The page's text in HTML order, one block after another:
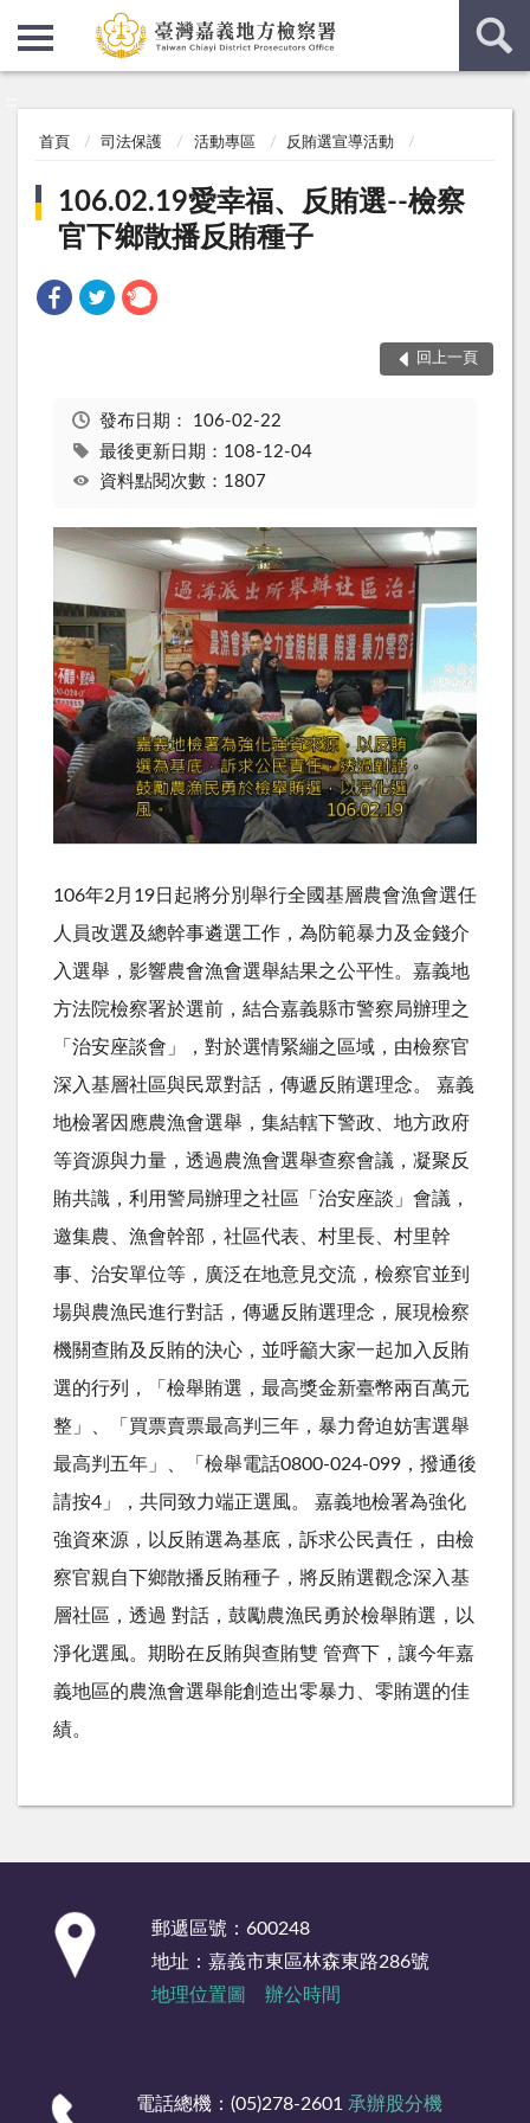
首頁 司法保護 活動專區 反賄選宣導活動
106.02.19愛幸福、反賄選--檢察
官下鄉散播反賄種子
回上一頁
發布日期： 106-02-22
最後更新日期：108-12-04
資料點閱次數：1807
106年2月19日起將分別舉行全國基層農會漁會選任
人員改選及總幹事遴選工作，為防範暴力及金錢介
入選舉，影響農會漁會選舉結果之公平性。嘉義地
方法院檢察署於選前，結合嘉義縣市警察局辦理之
「治安座談會」，對於選情緊繃之區域，由檢察官
深入基層社區與民眾對話，傳遞反賄選理念。 嘉義
地檢署因應農漁會選舉，集結轄下警政、地方政府
等資源與力量，透過農漁會選舉查察會議，凝聚反
賄共識，利用警局辦理之社區「治安座談」會議，
邀集農、漁會幹部，社區代表、村里長、村里幹
事、治安單位等，廣泛在地意見交流，檢察官並到
場與農漁民進行對話，傳遞反賄選理念，展現檢察
機關查賄及反賄的決心，並呼籲大家一起加入反賄
選的行列，「檢舉賄選，最高獎金新臺幣兩百萬元
整」、「買票賣票最高判三年，暴力脅迫妨害選舉
最高判五年」、「檢舉電話0800-024-099，撥通後
請按4」，共同致力端正選風。 嘉義地檢署為強化
強資來源，以反賄選為基底，訴求公民責任， 由檢
察官親自下鄉散播反賄種子，將反賄選觀念深入基
層社區，透過 對話，鼓勵農漁民勇於檢舉賄選，以
淨化選風。期盼在反賄與查賄雙 管齊下，讓今年嘉
義地區的農漁會選舉能創造出零暴力、零賄選的佳
績。
郵遞區號：600248
地址：嘉義市東區林森東路286號
地理位置圖
辦公時間
電話總機：(05)278-2601 承辦股分機